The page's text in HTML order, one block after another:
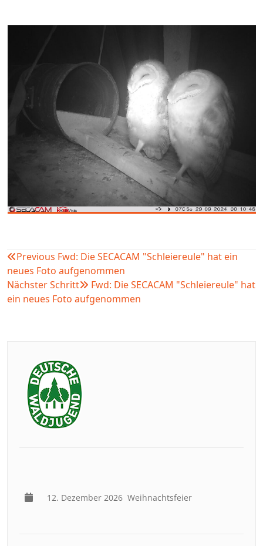
Beitragsnavigation
Previous Fwd: Die SECACAM "Schleiereule" hat ein
neues Foto aufgenommen
Nächster Schritt
Fwd: Die SECACAM "Schleiereule" hat
ein neues Foto aufgenommen
12. Dezember 2026 Weihnachtsfeier